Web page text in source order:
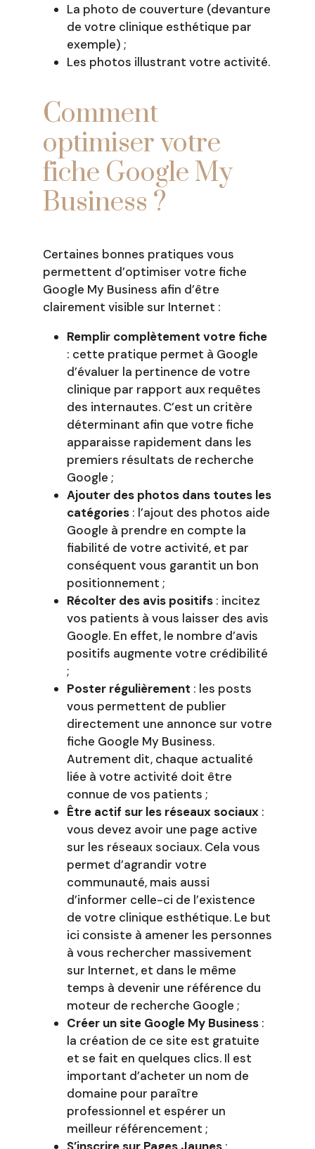
La photo de couverture (devanture
de votre clinique esthétique par
exemple) ;
Les photos illustrant votre activité.
Comment
optimiser votre
fiche Google My
Business ?
Certaines bonnes pratiques vous
permettent d’optimiser votre fiche
Google My Business afin d’être
clairement visible sur Internet :
Remplir complètement votre fiche
: cette pratique permet à Google
d’évaluer la pertinence de votre
clinique par rapport aux requêtes
des internautes. C’est un critère
déterminant afin que votre fiche
apparaisse rapidement dans les
premiers résultats de recherche
Google ;
Ajouter des photos dans toutes les
catégories : l’ajout des photos aide
Google à prendre en compte la
fiabilité de votre activité, et par
conséquent vous garantit un bon
positionnement ;
Récolter des avis positifs : incitez
vos patients à vous laisser des avis
Google. En effet, le nombre d’avis
positifs augmente votre crédibilité
;
Poster régulièrement : les posts
vous permettent de publier
directement une annonce sur votre
fiche Google My Business.
Autrement dit, chaque actualité
liée à votre activité doit être
connue de vos patients ;
Être actif sur les réseaux sociaux :
vous devez avoir une page active
sur les réseaux sociaux. Cela vous
permet d’agrandir votre
communauté, mais aussi
d’informer celle-ci de l’existence
de votre clinique esthétique. Le but
ici consiste à amener les personnes
à vous rechercher massivement
sur Internet, et dans le même
temps à devenir une référence du
moteur de recherche Google ;
Créer un site Google My Business :
la création de ce site est gratuite
et se fait en quelques clics. Il est
important d’acheter un nom de
domaine pour paraître
professionnel et espérer un
meilleur référencement ;